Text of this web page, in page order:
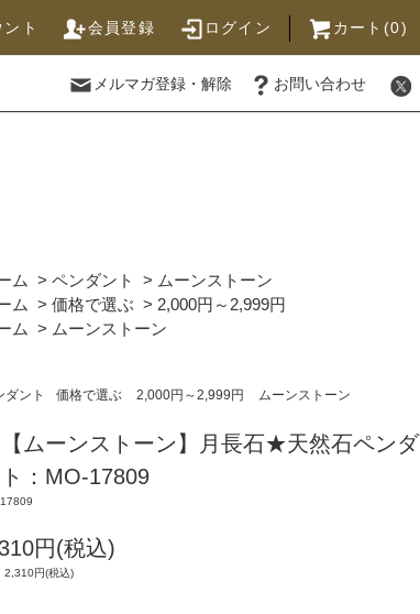
ト 会員登録 ログイン カート(0)
メルマガ登録・解除 お問い合わせ
ム > ペンダント > ムーンストーン
ム > 価格で選ぶ > 2,000円～2,999円
ム > ムーンストーン
ダント 価格で選ぶ 2,000円～2,999円 ムーンストーン
ムーンストーン】月長石★天然石ペンダ
：MO-17809
円(税込)
2,310円(税込)